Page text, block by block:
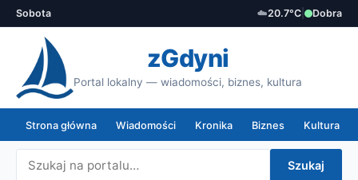
Sobota ☁️20.7°C Dobra
zGdyni
Portal lokalny — wiadomości, biznes, kultura
Strona główna Wiadomości Kronika Biznes Kultura
Szukaj